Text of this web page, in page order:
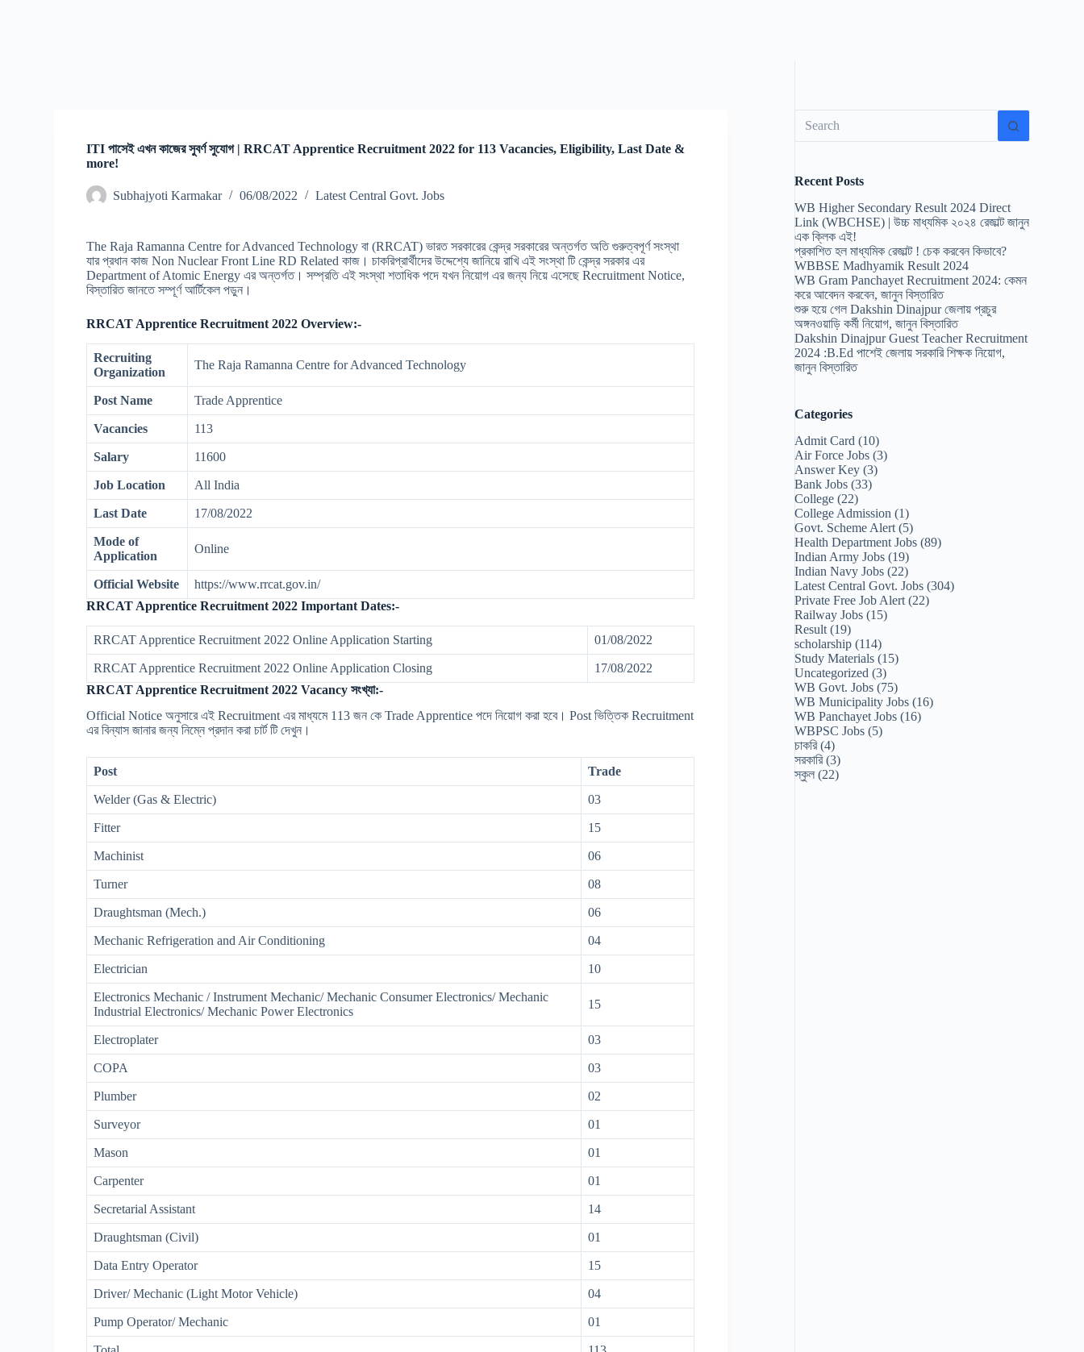
ITI পাসেই এখন কাজের সুবর্ণ সুযোগ | RRCAT Apprentice Recruitment 2022 for 113 Vacancies, Eligibility, Last Date &
more!
Subhajyoti Karmakar 06/08/2022 Latest Central Govt. Jobs
The Raja Ramanna Centre for Advanced Technology বা (RRCAT) ভারত সরকারের কেন্দ্র সরকারের অন্তর্গত অতি গুরুত্বপূর্ণ সংস্থা
যার প্রধান কাজ Non Nuclear Front Line RD Related কাজ। চাকরিপ্রার্থীদের উদ্দেশ্যে জানিয়ে রাখি এই সংস্থা টি কেন্দ্র সরকার এর
Department of Atomic Energy এর অন্তর্গত। সম্প্রতি এই সংস্থা শতাধিক পদে যখন নিয়োগ এর জন্য নিয়ে এসেছে Recruitment Notice,
বিস্তারিত জানতে সম্পূর্ণ আর্টিকেল পড়ুন।
RRCAT Apprentice Recruitment 2022 Overview:-
Recruiting
Organization
The Raja Ramanna Centre for Advanced Technology
Post Name Trade Apprentice
Vacancies 113
Salary 11600
Job Location All India
Last Date 17/08/2022
Mode of
Application
Online
Official Website
https://www.rrcat.gov.in/
RRCAT Apprentice Recruitment 2022 Important Dates:-
RRCAT Apprentice Recruitment 2022 Online Application Starting 01/08/2022
RRCAT Apprentice Recruitment 2022 Online Application Closing
17/08/2022
RRCAT Apprentice Recruitment 2022 Vacancy সংখ্যা:-
Official Notice অনুসারে এই Recruitment এর মাধ্যমে 113 জন কে Trade Apprentice পদে নিয়োগ করা হবে। Post ভিত্তিক Recruitment
এর বিন্যাস জানার জন্য নিম্নে প্রদান করা চার্ট টি দেখুন।
Post Trade
Welder (Gas & Electric) 03
Fitter 15
Machinist 06
Turner 08
Draughtsman (Mech.) 06
Mechanic Refrigeration and Air Conditioning 04
Electrician 10
Electronics Mechanic / Instrument Mechanic/ Mechanic Consumer Electronics/ Mechanic
Industrial Electronics/ Mechanic Power Electronics
15
Electroplater 03
COPA 03
Plumber 02
Surveyor 01
Mason 01
Carpenter 01
Secretarial Assistant 14
Draughtsman (Civil) 01
Data Entry Operator 15
Driver/ Mechanic (Light Motor Vehicle) 04
Pump Operator/ Mechanic 01
results
Recent Posts
WB Higher Secondary Result 2024 Direct
Link (WBCHSE) | উচ্চ মাধ্যমিক ২০২৪ রেজাল্ট জানুন
এক ক্লিক এই!
প্রকাশিত হল মাধ্যমিক রেজাল্ট ! চেক করবেন কিভাবে?
WBBSE Madhyamik Result 2024
WB Gram Panchayet Recruitment 2024: কেমন
করে আবেদন করবেন, জানুন বিস্তারিত
শুরু হয়ে গেল Dakshin Dinajpur জেলায় প্রচুর
অঙ্গনওয়াড়ি কর্মী নিয়োগ, জানুন বিস্তারিত
Dakshin Dinajpur Guest Teacher Recruitment
2024 :B.Ed পাশেই জেলায় সরকারি শিক্ষক নিয়োগ,
জানুন বিস্তারিত
Categories
Admit Card (10)
Air Force Jobs (3)
Answer Key (3)
Bank Jobs (33)
College (22)
College Admission (1)
Govt. Scheme Alert (5)
Health Department Jobs (89)
Indian Army Jobs (19)
Indian Navy Jobs (22)
Latest Central Govt. Jobs (304)
Private Free Job Alert (22)
Railway Jobs (15)
Result (19)
scholarship (114)
Study Materials (15)
Uncategorized (3)
WB Govt. Jobs (75)
WB Municipality Jobs (16)
WB Panchayet Jobs (16)
WBPSC Jobs (5)
চাকরি(4)
সরকারি(3)
স্কুল (22)